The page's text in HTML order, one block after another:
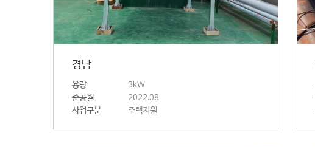
경남
용량
3kW
준공월
2022.08
사업구분
주택지원